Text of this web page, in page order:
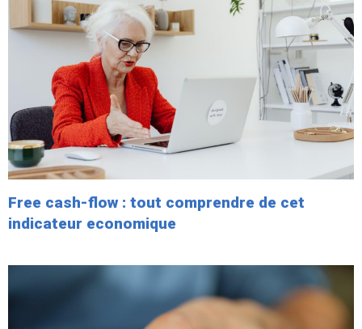
Free cash-flow : tout comprendre de cet
indicateur economique